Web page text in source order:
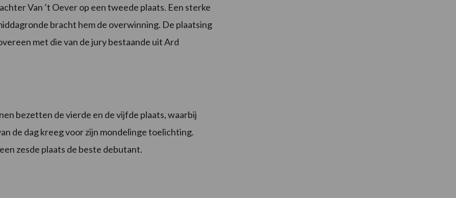
Van ’t Oever op een tweede plaats. Een sterke
bracht hem de overwinning. De plaatsing
met die van de jury bestaande uit Ard
bezetten de vierde en de vijfde plaats, waarbij
de dag kreeg voor zijn mondelinge toelichting.
zesde plaats de beste debutant.